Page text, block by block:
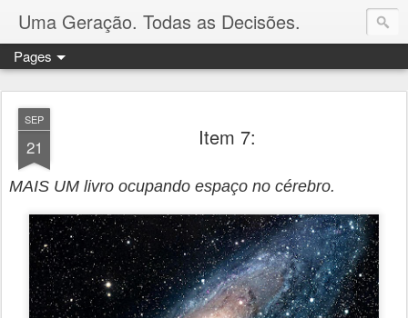
Uma Geração. Todas as Decisões.
Pages
SEP
21 Item 7:
MAIS UM livro ocupando espaço no cérebro.